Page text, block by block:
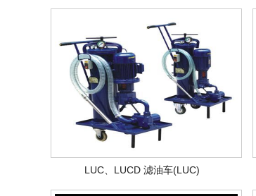
LUC、LUCD 滤油车(LUC)